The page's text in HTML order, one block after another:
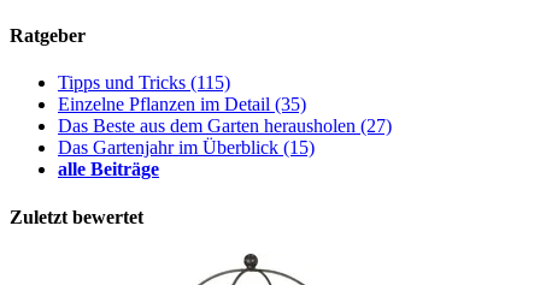
Ratgeber
Tipps und Tricks (115)
Einzelne Pflanzen im Detail (35)
Das Beste aus dem Garten herausholen (27)
Das Gartenjahr im Überblick (15)
alle Beiträge
Zuletzt bewertet